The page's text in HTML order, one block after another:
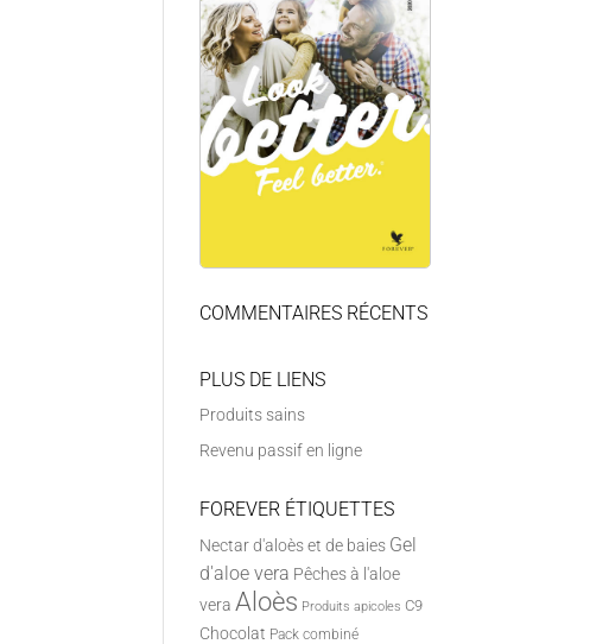
COMMENTAIRES RÉCENTS
PLUS DE LIENS
Produits sains
Revenu passif en ligne
FOREVER ÉTIQUETTES
Nectar d'aloès et de baies Gel
d'aloe vera Pêches à l'aloe
vera Aloès Produits apicoles C9
Chocolat Pack combiné